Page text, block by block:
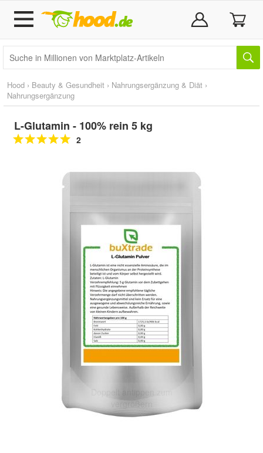
Hood › Beauty & Gesundheit › Nahrungsergänzung & Diät ›
Nahrungsergänzung
L-Glutamin - 100% rein 5 kg
2
vergrößern